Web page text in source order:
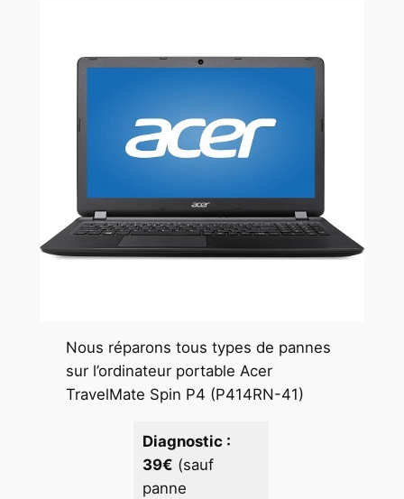
Nous réparons tous types de pannes
sur l’ordinateur portable Acer
TravelMate Spin P4 (P414RN-41)
Diagnostic :
39€ (sauf
panne